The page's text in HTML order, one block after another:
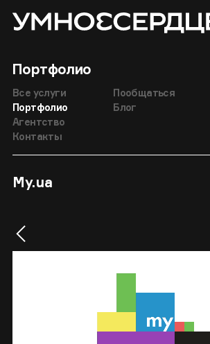
Портфолио
Все услуги
Портфолио
Агентство
Контакты
Пообщаться
Блог
My.ua